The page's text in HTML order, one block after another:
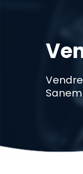
Sanem